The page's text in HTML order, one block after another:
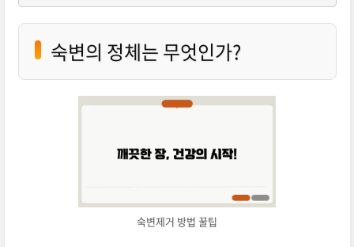
숙변의 정체는 무엇인가?
숙변제거 방법 꿀팁